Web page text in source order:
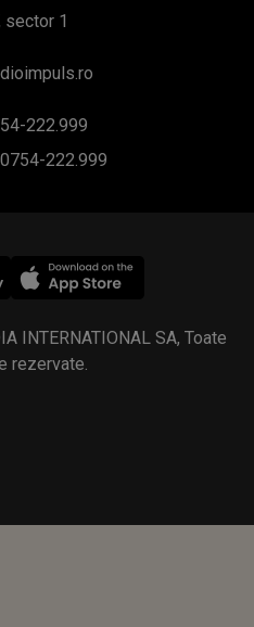
sector 1
222.999
222.999
INTERNATIONAL SA, Toate
rezervate.